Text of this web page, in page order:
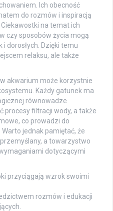
Ich obecność
do rozmów i inspiracją
na temat ich
czy sposobów życia mogą
dorosłych. Dzięki temu
relaksu, ale także
akwarium może korzystnie
Każdy gatunek ma
równowadze
procesy filtracji wody, a także
co prowadzi do
jednak pamiętać, że
a towarzystwo
dotyczącymi
przyciągają wzrok swoimi
rozmów i edukacji